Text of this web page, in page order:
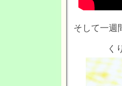
そして一週
く